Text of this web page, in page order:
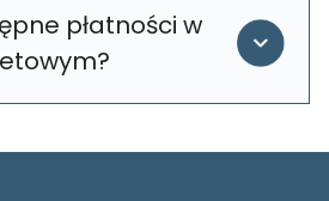
płatności w